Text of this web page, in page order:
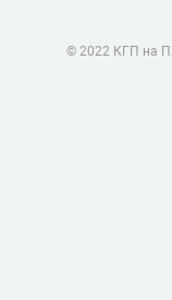
© 2022 КГП на